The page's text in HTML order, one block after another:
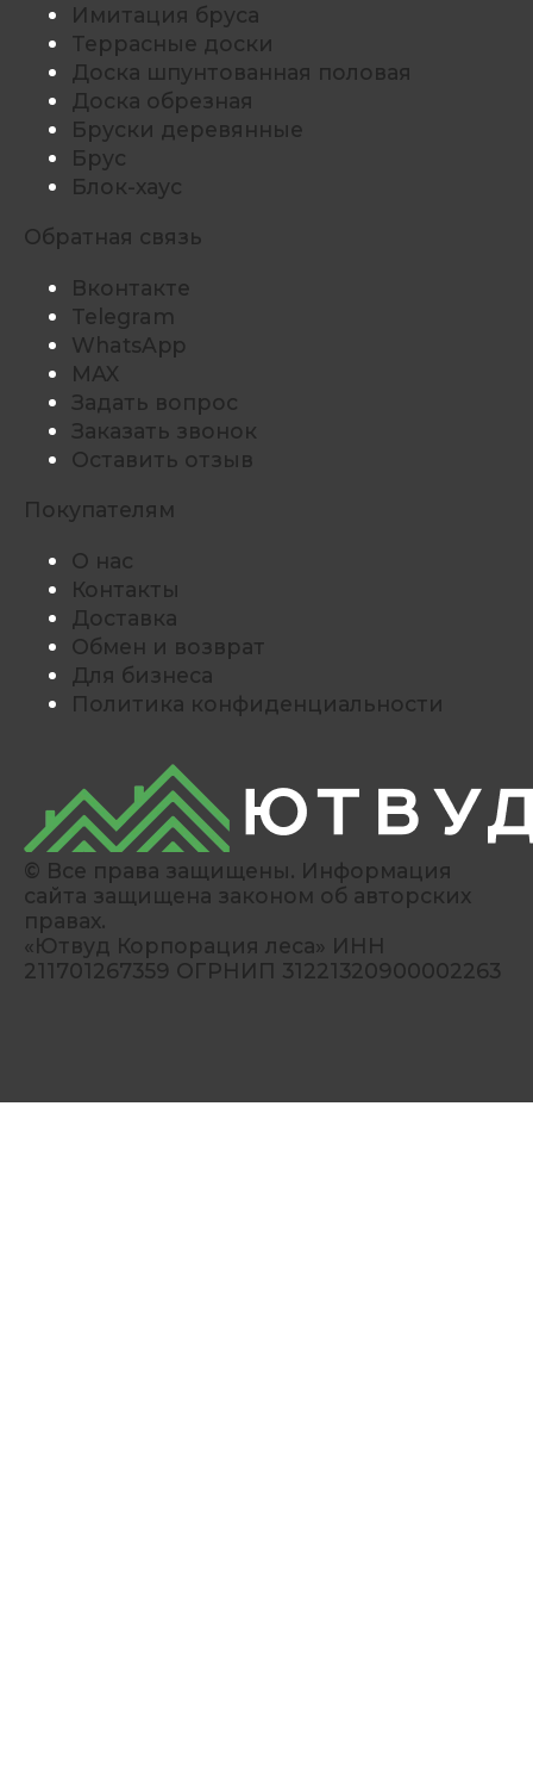
Имитация бруса
Террасные доски
Доска шпунтованная половая
Доска обрезная
Бруски деревянные
Брус
Блок-хаус
Обратная связь
Вконтакте
Telegram
WhatsApp
MAX
Задать вопрос
Заказать звонок
Оставить отзыв
Покупателям
О нас
Контакты
Доставка
Обмен и возврат
Для бизнеса
Политика конфиденциальности
© Все права защищены. Информация
сайта защищена законом об авторских
правах.
«Ютвуд Корпорация леса» ИНН
211701267359 ОГРНИП 31221320900002263